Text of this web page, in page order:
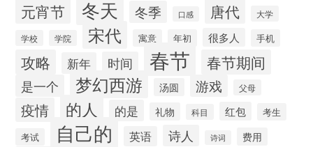
元宵节 冬天 冬季 口感 唐代 大学
学校 学院 宋代 寓意 年初 很多人 手机
攻略 新年 时间 春节 春节期间
是一个 梦幻西游 汤圆 游戏 父母
疫情 的人 的是 礼物 科目 红包
考生
考试
自己的 英语 诗人 诗词 费用